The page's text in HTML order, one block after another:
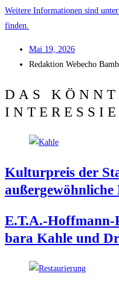
Wei­te­re Infor­ma­tio­nen sind
finden.
Mai 19, 2026
Redak­ti­on Web­echo
DAS
Kul­tur­preis der
außer­ge­wöhn­li­che
E.T.A.-
ba­ra Kah­le und